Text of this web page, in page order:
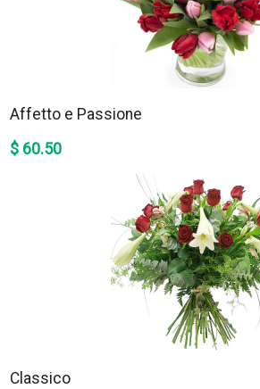
Affetto e Passione
$ 60.50
Classico